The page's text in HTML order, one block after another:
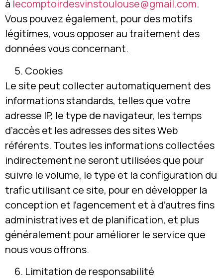
à lecomptoirdesvinstoulouse@gmail.com.
Vous pouvez également, pour des motifs
légitimes, vous opposer au traitement des
données vous concernant.
Cookies
Le site peut collecter automatiquement des
informations standards, telles que votre
adresse IP, le type de navigateur, les temps
d’accès et les adresses des sites Web
référents. Toutes les informations collectées
indirectement ne seront utilisées que pour
suivre le volume, le type et la configuration du
trafic utilisant ce site, pour en développer la
conception et l’agencement et à d’autres fins
administratives et de planification, et plus
généralement pour améliorer le service que
nous vous offrons.
Limitation de responsabilité